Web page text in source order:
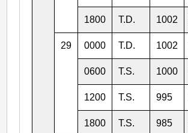
1800 T.D. 1002
29 0000 T.D. 1002
0600 T.S. 1000
1200 T.S. 995
1800 T.S. 985